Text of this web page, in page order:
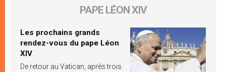
PAPE LÉON XIV
Les prochains grands
rendez-vous du pape Léon
XIV
De retour au Vatican, après trois